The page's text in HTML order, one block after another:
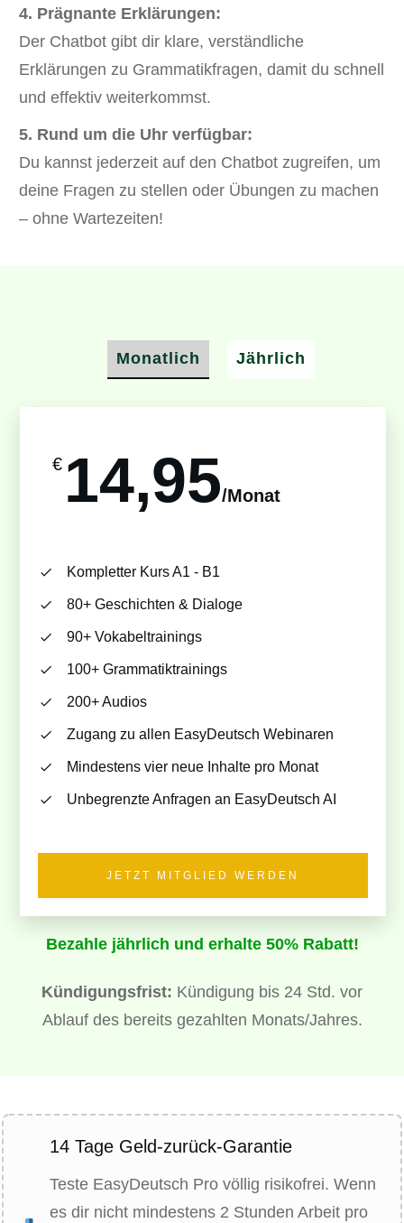
4. Prägnante Erklärungen:
Der Chatbot gibt dir klare, verständliche
Erklärungen zu Grammatikfragen, damit du schnell
und effektiv weiterkommst.
5. Rund um die Uhr verfügbar:
Du kannst jederzeit auf den Chatbot zugreifen, um
deine Fragen zu stellen oder Übungen zu machen
– ohne Wartezeiten!
Monatlich Jährlich
€ 14,95/Monat
Kompletter Kurs A1 - B1
80+ Geschichten & Dialoge
90+ Vokabeltrainings
100+ Grammatiktrainings
200+ Audios
Zugang zu allen EasyDeutsch Webinaren
Mindestens vier neue Inhalte pro Monat
Unbegrenzte Anfragen an EasyDeutsch AI
JETZT MITGLIED WERDEN
Bezahle jährlich und erhalte 50% Rabatt!
Kündigungsfrist: Kündigung bis 24 Std. vor
Ablauf des bereits gezahlten Monats/Jahres.
14 Tage Geld-zurück-Garantie
Teste EasyDeutsch Pro völlig risikofrei. Wenn
es dir nicht mindestens 2 Stunden Arbeit pro